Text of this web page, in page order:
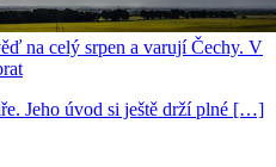
na celý srpen a varují Čechy. V
Jeho úvod si ještě drží plné […]